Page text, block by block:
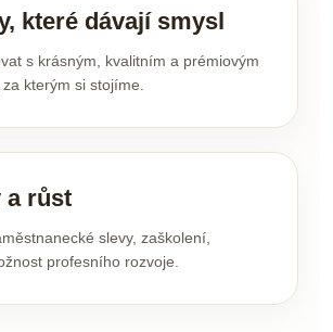
které dávají smysl
s krásným, kvalitním a prémiovým
kterým si stojíme.
a růst
slevy, zaškolení,
profesního rozvoje.